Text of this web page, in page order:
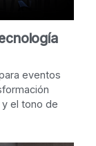
eventos
el tono de